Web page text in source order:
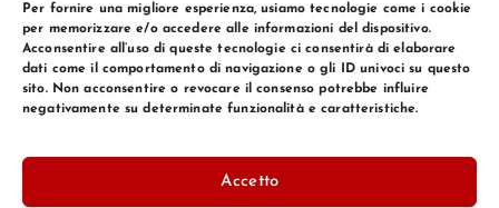
Per fornire una migliore esperienza, usiamo tecnologie come i cookie
per memorizzare e/o accedere alle informazioni del dispositivo.
Acconsentire all’uso di queste tecnologie ci consentirà di elaborare
dati come il comportamento di navigazione o gli ID univoci su questo
sito. Non acconsentire o revocare il consenso potrebbe influire
negativamente su determinate funzionalità e caratteristiche.
Accetto